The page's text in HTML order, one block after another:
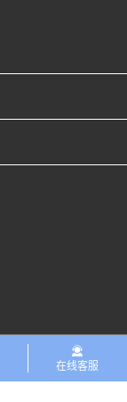
在线客服